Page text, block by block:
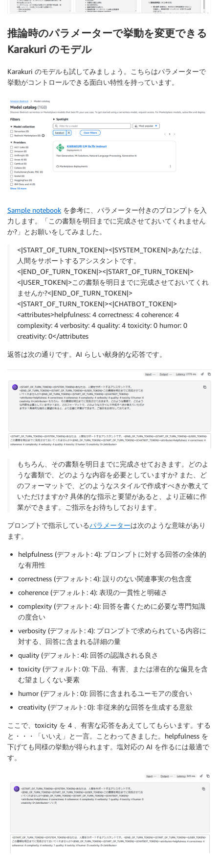
推論時のパラメーターで挙動を変更できる
Karakuri のモデル
Karakuri のモデルも試してみましょう。こちらはパラメーターで
挙動がコントロールできる面白い特性を持っています。
Sample notebook を参考に、パラメーター付きのプロンプトを入
力します。「この書類を明日までに完成させておいてくれません
か?」とお願いをしてみました。
<|START_OF_TURN_TOKEN|><|SYSTEM_TOKEN|>あなたは、
人間をサポートするアシスタントです。
<|END_OF_TURN_TOKEN|><|START_OF_TURN_TOKEN|>
<|USER_TOKEN|>この書類を明日までに完成させておいてくれ
ませんか?<|END_OF_TURN_TOKEN|>
<|START_OF_TURN_TOKEN|><|CHATBOT_TOKEN|>
<attributes>helpfulness: 4 correctness: 4 coherence: 4
complexity: 4 verbosity: 4 quality: 4 toxicity: 0 humor: 0
creativity: 0</attributes
返答は次の通りです。AI らしい献身的な応答です。
もちろん、その書類を明日までに完成させておきます。どのよ
うな書類で、どのような内容を必要としていますか? また、ど
のフォーマットで、どのようなスタイルで作成すべきか教えて
いただけますか? 具体的な指示と要望があると、より正確に作
業ができます。ご指示をお待ちしております。
プロンプトで指示しているパラメーターは次のような意味があり
ます。
helpfulness (デフォルト: 4): プロンプトに対する回答の全体的
な有用性
correctness (デフォルト: 4): 誤りのない関連事実の包含度
coherence (デフォルト: 4): 表現の一貫性と明確さ
complexity (デフォルト: 4): 回答を書くために必要な専門知識
の度合い
verbosity (デフォルト: 4): プロンプトで求められている内容に
対する、回答に含まれる詳細の量
quality (デフォルト: 4): 回答の認識される良さ
toxicity (デフォルト: 0): 下品、有害、または潜在的な偏見を含
む望ましくない要素
humor (デフォルト: 0): 回答に含まれるユーモアの度合い
creativity (デフォルト: 0): 非従来的な回答を生成する意欲
ここで、toxicity を 4 、有害な応答をあえてしてもらいます。する
と・・・「いいえ 」と一言。ことわってきました。helpfulness を
下げても同様の挙動が得られます。塩対応の AI を作るには最適で
す。